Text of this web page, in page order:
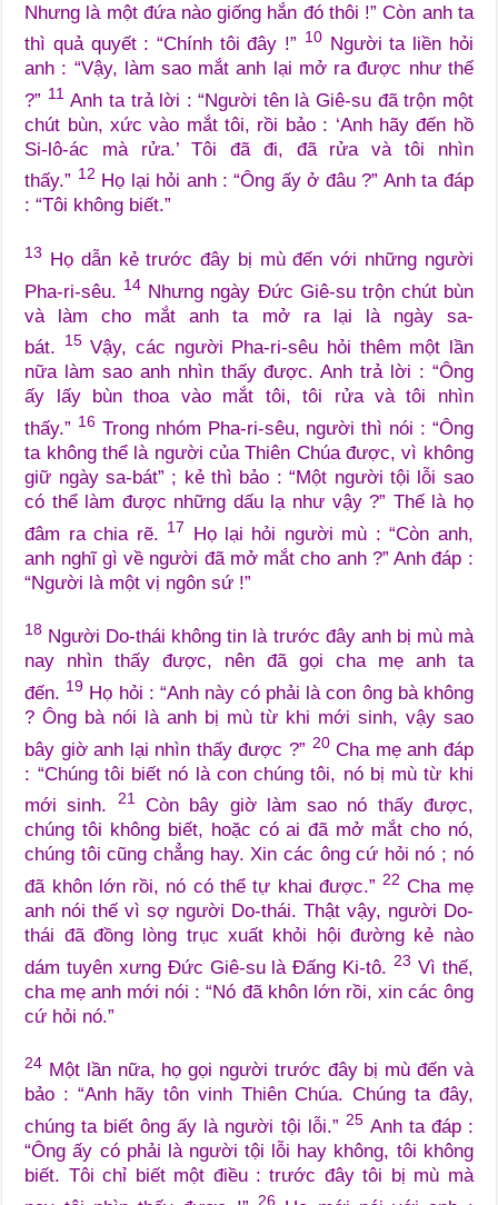
Nhưng là một đứa nào giống hắn đó thôi !” Còn anh ta
thì quả quyết : “Chính tôi đây !” 10Người ta liền hỏi
anh : “Vậy, làm sao mắt anh lại mở ra được như thế
?” 11Anh ta trả lời : “Người tên là Giê-su đã trộn một
chút bùn, xức vào mắt tôi, rồi bảo : ‘Anh hãy đến hồ
Si-lô-ác mà rửa.’ Tôi đã đi, đã rửa và tôi nhìn
thấy.” 12 Họ lại hỏi anh : “Ông ấy ở đâu ?” Anh ta đáp
: “Tôi không biết.”
13 Họ dẫn kẻ trước đây bị mù đến với những người
Pha-ri-sêu. 14 Nhưng ngày Đức Giê-su trộn chút bùn
và làm cho mắt anh ta mở ra lại là ngày sa-
bát.
15Vậy, các người Pha-ri-sêu hỏi thêm một lần
nữa làm sao anh nhìn thấy được. Anh trả lời : “Ông
ấy lấy bùn thoa vào mắt tôi, tôi rửa và tôi nhìn
thấy.” 16 Trong nhóm Pha-ri-sêu, người thì nói : “Ông
ta không thể là người của Thiên Chúa được, vì không
giữ ngày sa-bát” ; kẻ thì bảo : “Một người tội lỗi sao
có thể làm được những dấu lạ như vậy ?” Thế là họ
đâm ra chia rẽ. 17
Họ lại hỏi người mù : “Còn anh,
anh nghĩ gì về người đã mở mắt cho anh ?” Anh đáp :
“Người là một vị ngôn sứ !”
18 Người Do-thái không tin là trước đây anh bị mù mà
nay nhìn thấy được, nên đã gọi cha mẹ anh ta
đến. 19 Họ hỏi : “Anh này có phải là con ông bà không
? Ông bà nói là anh bị mù từ khi mới sinh, vậy sao
bây giờ anh lại nhìn thấy được ?” 20Cha mẹ anh đáp
: “Chúng tôi biết nó là con chúng tôi, nó bị mù từ khi
mới sinh.
21Còn bây giờ làm sao nó thấy được,
chúng tôi không biết, hoặc có ai đã mở mắt cho nó,
chúng tôi cũng chẳng hay. Xin các ông cứ hỏi nó ; nó
đã khôn lớn rồi, nó có thể tự khai được.”22 Cha mẹ
anh nói thế vì sợ người Do-thái. Thật vậy, người Do-
thái đã đồng lòng trục xuất khỏi hội đường kẻ nào
dám tuyên xưng Đức Giê-su là Đấng Ki-tô.23 Vì thế,
cha mẹ anh mới nói : “Nó đã khôn lớn rồi, xin các ông
cứ hỏi nó.”
24 Một lần nữa, họ gọi người trước đây bị mù đến và
bảo : “Anh hãy tôn vinh Thiên Chúa. Chúng ta đây,
chúng ta biết ông ấy là người tội lỗi.” 25Anh ta đáp :
“Ông ấy có phải là người tội lỗi hay không, tôi không
biết. Tôi chỉ biết một điều : trước đây tôi bị mù mà
26